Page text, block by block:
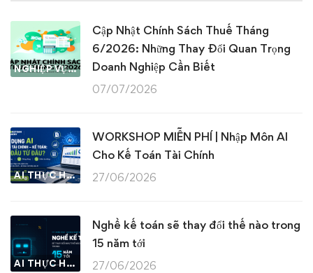
NGHIỆP VỤ KẾ TOÁN & THUẾ
Cập Nhật Chính Sách Thuế Tháng
6/2026: Những Thay Đổi Quan Trọng
Doanh Nghiệp Cần Biết
07/07/2026
AI THỰC HÀNH
WORKSHOP MIỄN PHÍ | Nhập Môn AI
Cho Kế Toán Tài Chính
27/06/2026
AI THỰC HÀNH
Nghề kế toán sẽ thay đổi thế nào trong
15 năm tới
27/06/2026